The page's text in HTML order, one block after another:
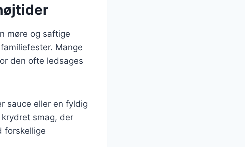
møre og saftige
Mange
den ofte ledsages
sauce eller en fyldig
smag, der
forskellige